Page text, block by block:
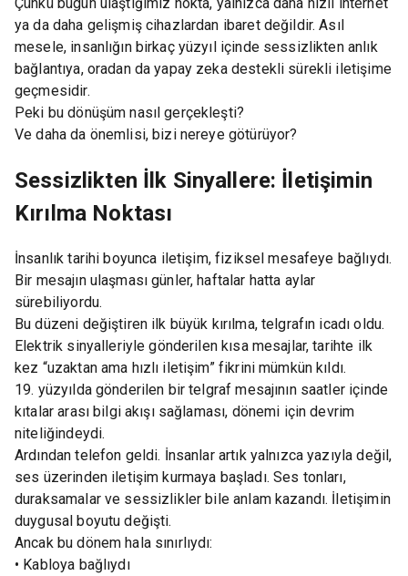
ya da daha gelişmiş cihazlardan ibaret değildir. Asıl
mesele, insanlığın birkaç yüzyıl içinde sessizlikten anlık
bağlantıya, oradan da yapay zeka destekli sürekli iletişime
geçmesidir.
Peki bu dönüşüm nasıl gerçekleşti?
Ve daha da önemlisi, bizi nereye götürüyor?
Sessizlikten İlk Sinyallere: İletişimin
Kırılma Noktası
İnsanlık tarihi boyunca iletişim, fiziksel mesafeye bağlıydı.
Bir mesajın ulaşması günler, haftalar hatta aylar
sürebiliyordu.
Bu düzeni değiştiren ilk büyük kırılma, telgrafın icadı oldu.
Elektrik sinyalleriyle gönderilen kısa mesajlar, tarihte ilk
kez “uzaktan ama hızlı iletişim” fikrini mümkün kıldı.
19. yüzyılda gönderilen bir telgraf mesajının saatler içinde
kıtalar arası bilgi akışı sağlaması, dönemi için devrim
niteliğindeydi.
Ardından telefon geldi. İnsanlar artık yalnızca yazıyla değil,
ses üzerinden iletişim kurmaya başladı. Ses tonları,
duraksamalar ve sessizlikler bile anlam kazandı. İletişimin
duygusal boyutu değişti.
Ancak bu dönem hala sınırlıydı:
• Kabloya bağlıydı